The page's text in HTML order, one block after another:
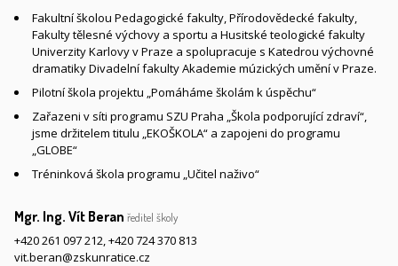
Fakultní školou Pedagogické fakulty, Přírodovědecké fakulty,
Fakulty tělesné výchovy a sportu a Husitské teologické fakulty
Univerzity Karlovy v Praze a spolupracuje s Katedrou výchovné
dramatiky Divadelní fakulty Akademie múzických umění v Praze.
Pilotní škola projektu „Pomáháme školám k úspěchu“
Zařazeni v síti programu SZU Praha „Škola podporující zdraví“,
jsme držitelem titulu „EKOŠKOLA“ a zapojeni do programu
„GLOBE“
Tréninková škola programu „Učitel naživo“
Mgr. Ing. Vít Beran ředitel školy
+420 261 097 212,+420 724 370 813
vit.beran@zskunratice.cz